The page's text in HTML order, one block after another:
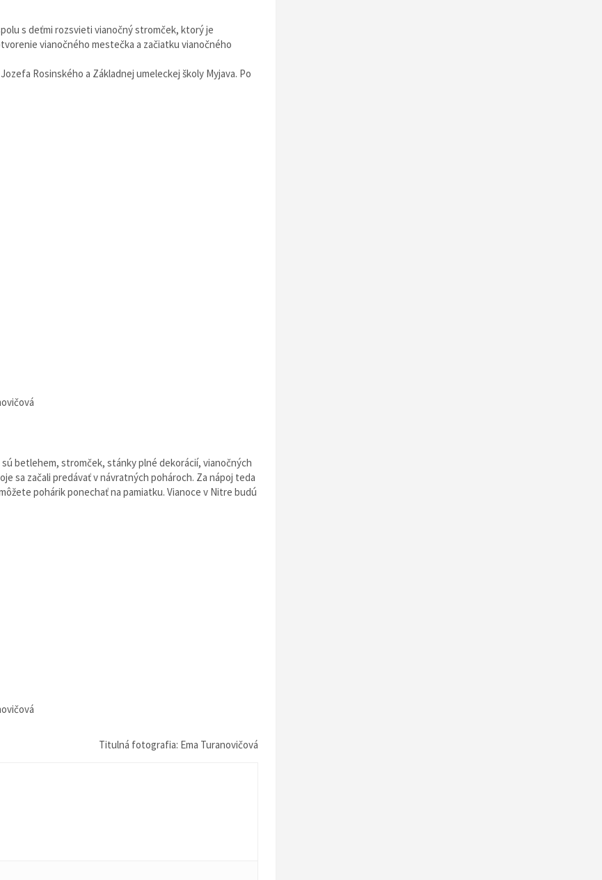
s deťmi rozsvieti vianočný stromček, ktorý je
vianočného mestečka a začiatku vianočného
Rosinského a Základnej umeleckej školy Myjava. Po
betlehem, stromček, stánky plné dekorácií, vianočných
sa začali predávať v návratných pohároch. Za nápoj teda
pohárik ponechať na pamiatku. Vianoce v Nitre budú
Titulná fotografia: Ema Turanovičová